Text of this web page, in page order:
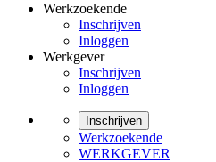
Werkzoekende
Inschrijven
Inloggen
Werkgever
Inschrijven
Inloggen
Inschrijven
Werkzoekende
WERKGEVER